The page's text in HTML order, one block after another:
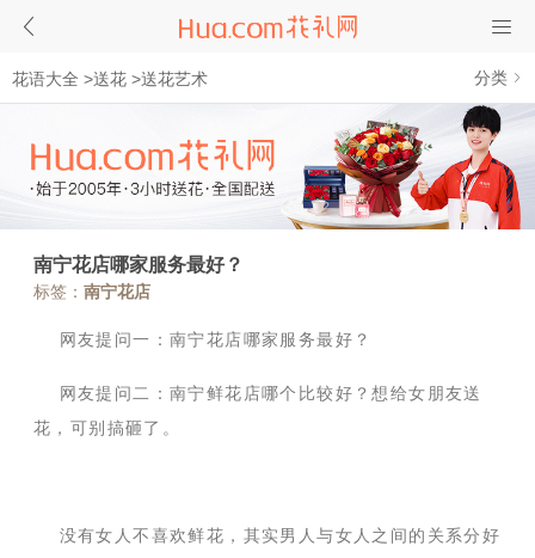
花语大全 >送花 >送花艺术 分类
南宁花店哪家服务最好？
标签： 南宁花店
网友提问一：南宁花店哪家服务最好？
网友提问二：南宁鲜花店哪个比较好？想给女朋友送
花，可别搞砸了。
没有女人不喜欢鲜花，其实男人与女人之间的关系分好